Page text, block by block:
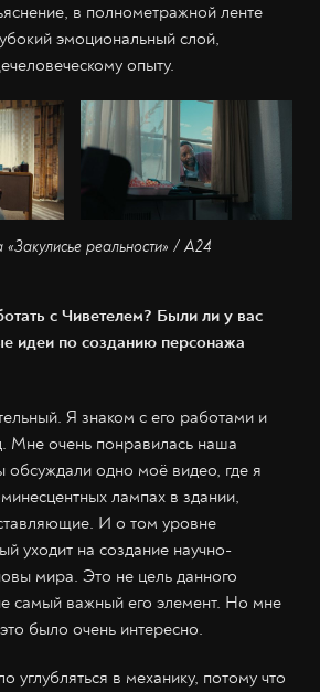
в полнометражной ленте
эмоциональный слой,
опыту.
реальности» / A24
с Чиветелем? Были ли у вас
идеи по созданию персонажа
Я знаком с его работами и
Мне очень понравилась наша
обсуждали одно моё видео, где я
лампах в здании,
И о том уровне
уходит на создание научно-
мира. Это не цель данного
самый важный его элемент. Но мне
было очень интересно.
углубляться в механику, потому что